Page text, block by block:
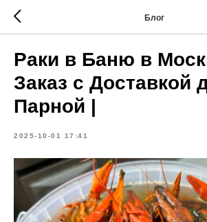
Блог
Раки в Баню в
Заказ с Доставкой
Парной |
2025-10-01 17:41